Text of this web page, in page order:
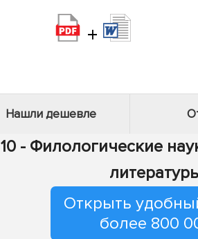
+
Нашли дешевле
10 - Филологические
Открыть
более 800